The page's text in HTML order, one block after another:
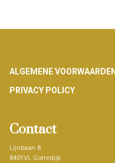
Footer
ALGEMENE VOORWAARDEN
PRIVACY POLICY
Contact
Lijnbaan 8
8401VL Gorredijk